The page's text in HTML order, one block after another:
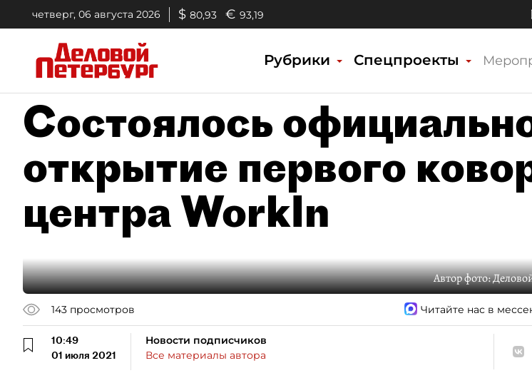
четверг, 06 августа 2026 $ 80,93 € 93,19
Рубрики Спецпроекты
Состоялось
открытие первого
центра WorkIn
Автор фото:
143 просмотров Читайте нас в
10:49
01 июля 2021
Новости подписчиков
Все материалы автора